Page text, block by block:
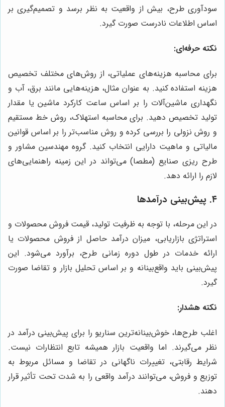
سودآوری طرح، بیش از واقعیت به نظر برسد و تصمیم‌گیری بر
اساس اطلاعات نادرست صورت گیرد.
نکته حرفه‌ای:
برای محاسبه هزینه‌های عملیاتی، از روش‌های مختلف تخصیص
هزینه استفاده کنید. به عنوان مثال، هزینه‌هایی مانند برق، آب و
نگهداری ماشین‌آلات را بر اساس ساعت کارکرد ماشین یا مقدار
تولید تخصیص دهید. برای محاسبه استهلاک، روش خط مستقیم
و روش نزولی را بررسی کرده و روش مناسب‌تر را بر اساس قوانین
مالیاتی و ماهیت دارایی انتخاب کنید. گروه مهندسین مشاور و
طرح ریزی صنایع (مطصا) می‌تواند در این زمینه راهنمایی‌های
لازم را ارائه دهد.
۴. پیش‌بینی درآمدها
در این مرحله، با توجه به ظرفیت تولید، قیمت فروش محصولات و
استراتژی بازاریابی، میزان درآمد حاصل از فروش محصولات یا
ارائه خدمات در طول دوره زمانی طرح، برآورد می‌شود. این
پیش‌بینی باید واقع‌بینانه و بر اساس تحلیل بازار و تقاضا صورت
گیرد.
نکته هشدار:
اغلب طرح‌ها، خوش‌بینانه‌ترین سناریو را برای پیش‌بینی درآمد در
نظر می‌گیرند. اما واقعیت بازار همیشه تابع انتظارات نیست.
شرایط رقابتی، تغییرات ناگهانی در تقاضا و مسائل مربوط به
توزیع و فروش، می‌توانند درآمد واقعی را به شدت تحت تأثیر قرار
دهند.